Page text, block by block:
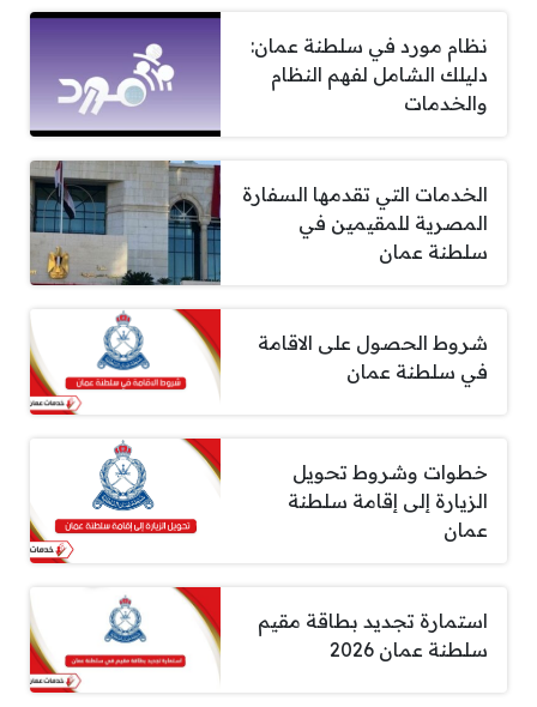
نظام مورد في سلطنة عمان:
دليلك الشامل لفهم النظام
والخدمات
الخدمات التي تقدمها السفارة
المصرية للمقيمين في
سلطنة عمان
شروط الحصول على الاقامة
في سلطنة عمان
خطوات وشروط تحويل
الزيارة إلى إقامة سلطنة
عمان
استمارة تجديد بطاقة مقيم
سلطنة عمان 2026